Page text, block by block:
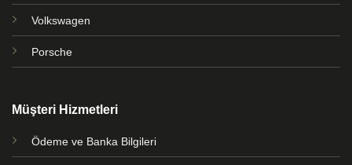
Volkswagen
Porsche
Müşteri Hizmetleri
Ödeme ve Banka Bilgileri